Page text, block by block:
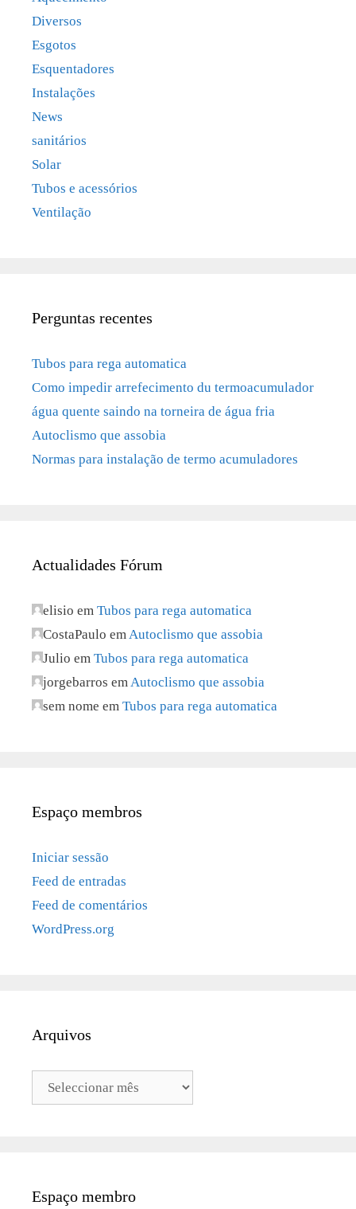
Diversos
Esgotos
Esquentadores
Instalações
News
sanitários
Solar
Tubos e acessórios
Ventilação
Perguntas recentes
Tubos para rega automatica
Como impedir arrefecimento du termoacumulador
água quente saindo na torneira de água fria
Autoclismo que assobia
Normas para instalação de termo acumuladores
Actualidades Fórum
elisio em Tubos para rega automatica
CostaPaulo emAutoclismo que assobia
Julio em Tubos para rega automatica
jorgebarros emAutoclismo que assobia
sem nome em Tubos para rega automatica
Espaço membros
Iniciar sessão
Feed de entradas
Feed de comentários
WordPress.org
Arquivos
Arquivos
Espaço membro